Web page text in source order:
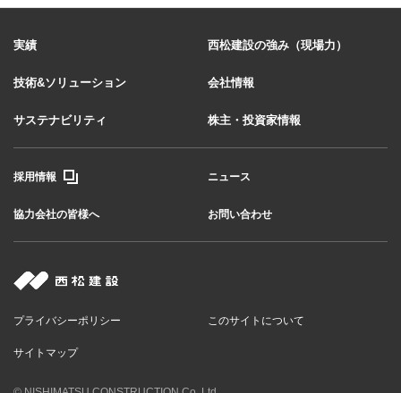
実績 西松建設の強み（現場力）
技術&ソリューション 会社情報
サステナビリティ 株主・投資家情報
採用情報 ニュース
協力会社の皆様へ お問い合わせ
プライバシーポリシー このサイトについて
サイトマップ